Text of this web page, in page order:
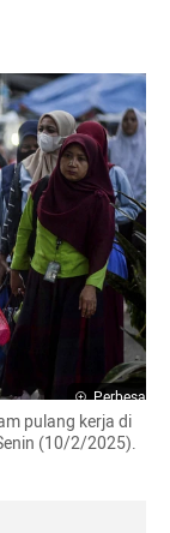
Perbesar
pulang kerja di
(10/2/2025).